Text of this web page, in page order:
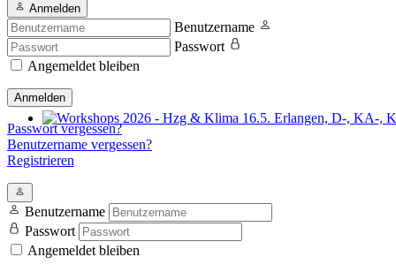
Workshops 2026 - Hzg & Klima 16.5. Erlangen, D-, KA-, KE-
Anmelden
Benutzername
Passwort
Angemeldet bleiben
Anmelden
Passwort vergessen?
Benutzername vergessen?
Registrieren
Benutzername
Passwort
Angemeldet bleiben